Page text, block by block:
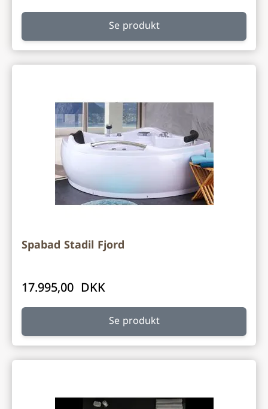
Se produkt
Spabad Stadil Fjord
17.995,00 DKK
Se produkt